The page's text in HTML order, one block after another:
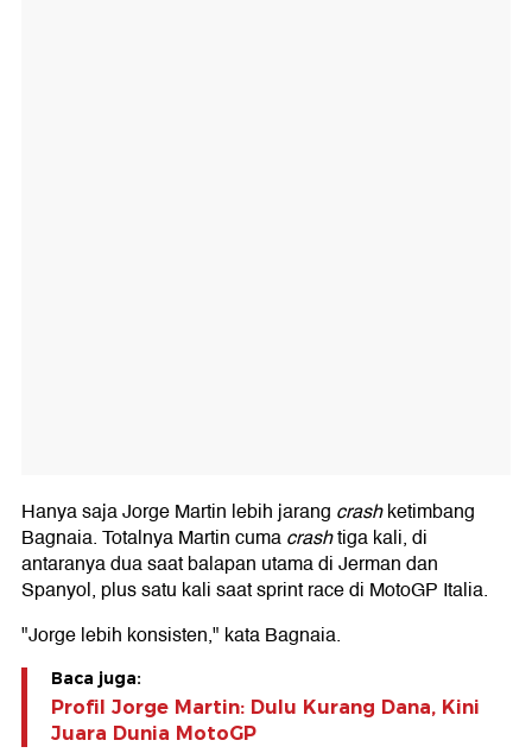
Hanya saja Jorge Martin lebih jarang crashketimbang
Bagnaia. Totalnya Martin cumacrashtiga kali, di
antaranya dua saat balapan utama di Jerman dan
Spanyol, plus satu kali saat sprint race di MotoGP Italia.
"Jorge lebih konsisten," kata Bagnaia.
Baca juga:
Profil Jorge Martin: Dulu Kurang Dana, Kini
Juara Dunia MotoGP